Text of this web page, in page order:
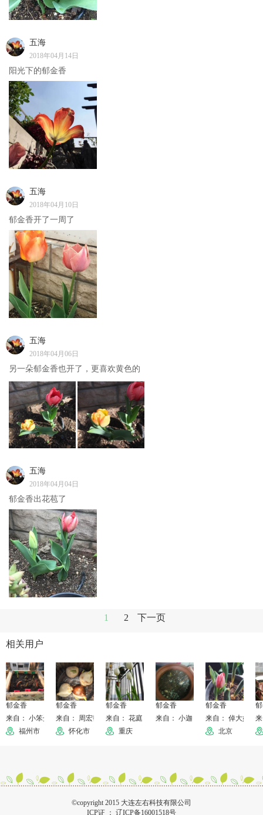
五海
2018年04月14日
阳光下的郁金香
五海
2018年04月10日
郁金香开了一周了
五海
2018年04月06日
另一朵郁金香也开了，更喜欢黄色的
五海
2018年04月04日
郁金香出花苞了
1 2 下一页
相关用户
郁金香
来自： 小笨蛋糕
福州市
郁金香
来自： 周宏艳
怀化市
郁金香
来自： 花庭
重庆
郁金香
来自： 小迦
郁金香
来自： 倬大妈的
北京
©copyright 2015 大连左右科技有限公司
ICP证 ： 辽ICP备16001518号